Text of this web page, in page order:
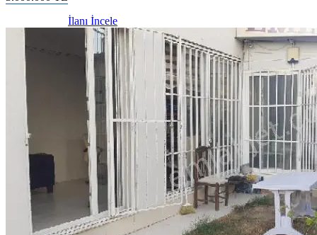
İlanı İncele